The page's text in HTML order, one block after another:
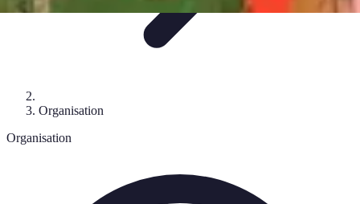
Organisation
Organisation